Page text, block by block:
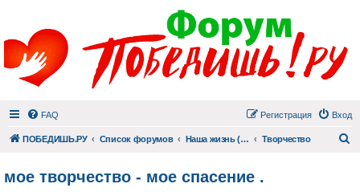
FAQ Вход
Регистрация
ПОБЕДИШЬ.РУ Список форумов Наша жизнь (не всё же о суициде!) Творчество
мое творчество - мое спасение .